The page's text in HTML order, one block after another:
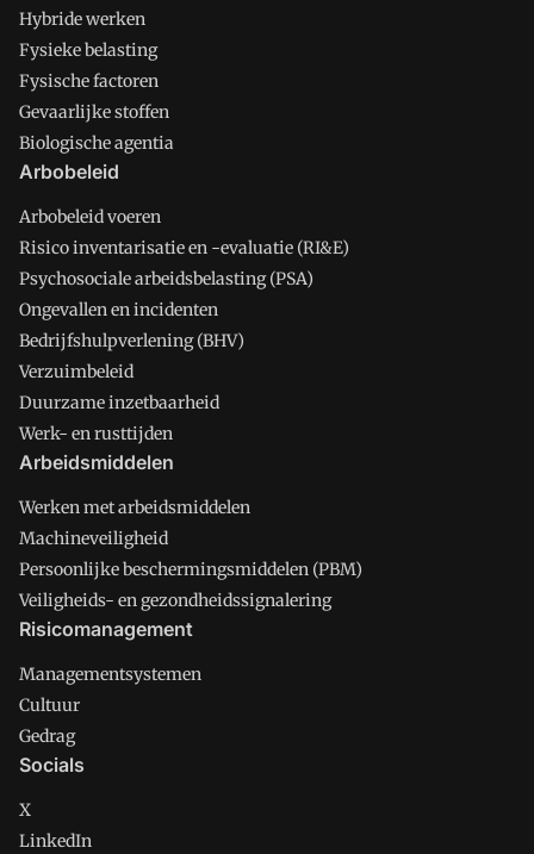
Hybride werken
Fysieke belasting
Fysische factoren
Gevaarlijke stoffen
Biologische agentia
Arbobeleid
Arbobeleid voeren
Risico inventarisatie en -evaluatie (RI&E)
Psychosociale arbeidsbelasting (PSA)
Ongevallen en incidenten
Bedrijfshulpverlening (BHV)
Verzuimbeleid
Duurzame inzetbaarheid
Werk- en rusttijden
Arbeidsmiddelen
Werken met arbeidsmiddelen
Machineveiligheid
Persoonlijke beschermingsmiddelen (PBM)
Veiligheids- en gezondheidssignalering
Risicomanagement
Managementsystemen
Cultuur
Gedrag
Socials
X
LinkedIn